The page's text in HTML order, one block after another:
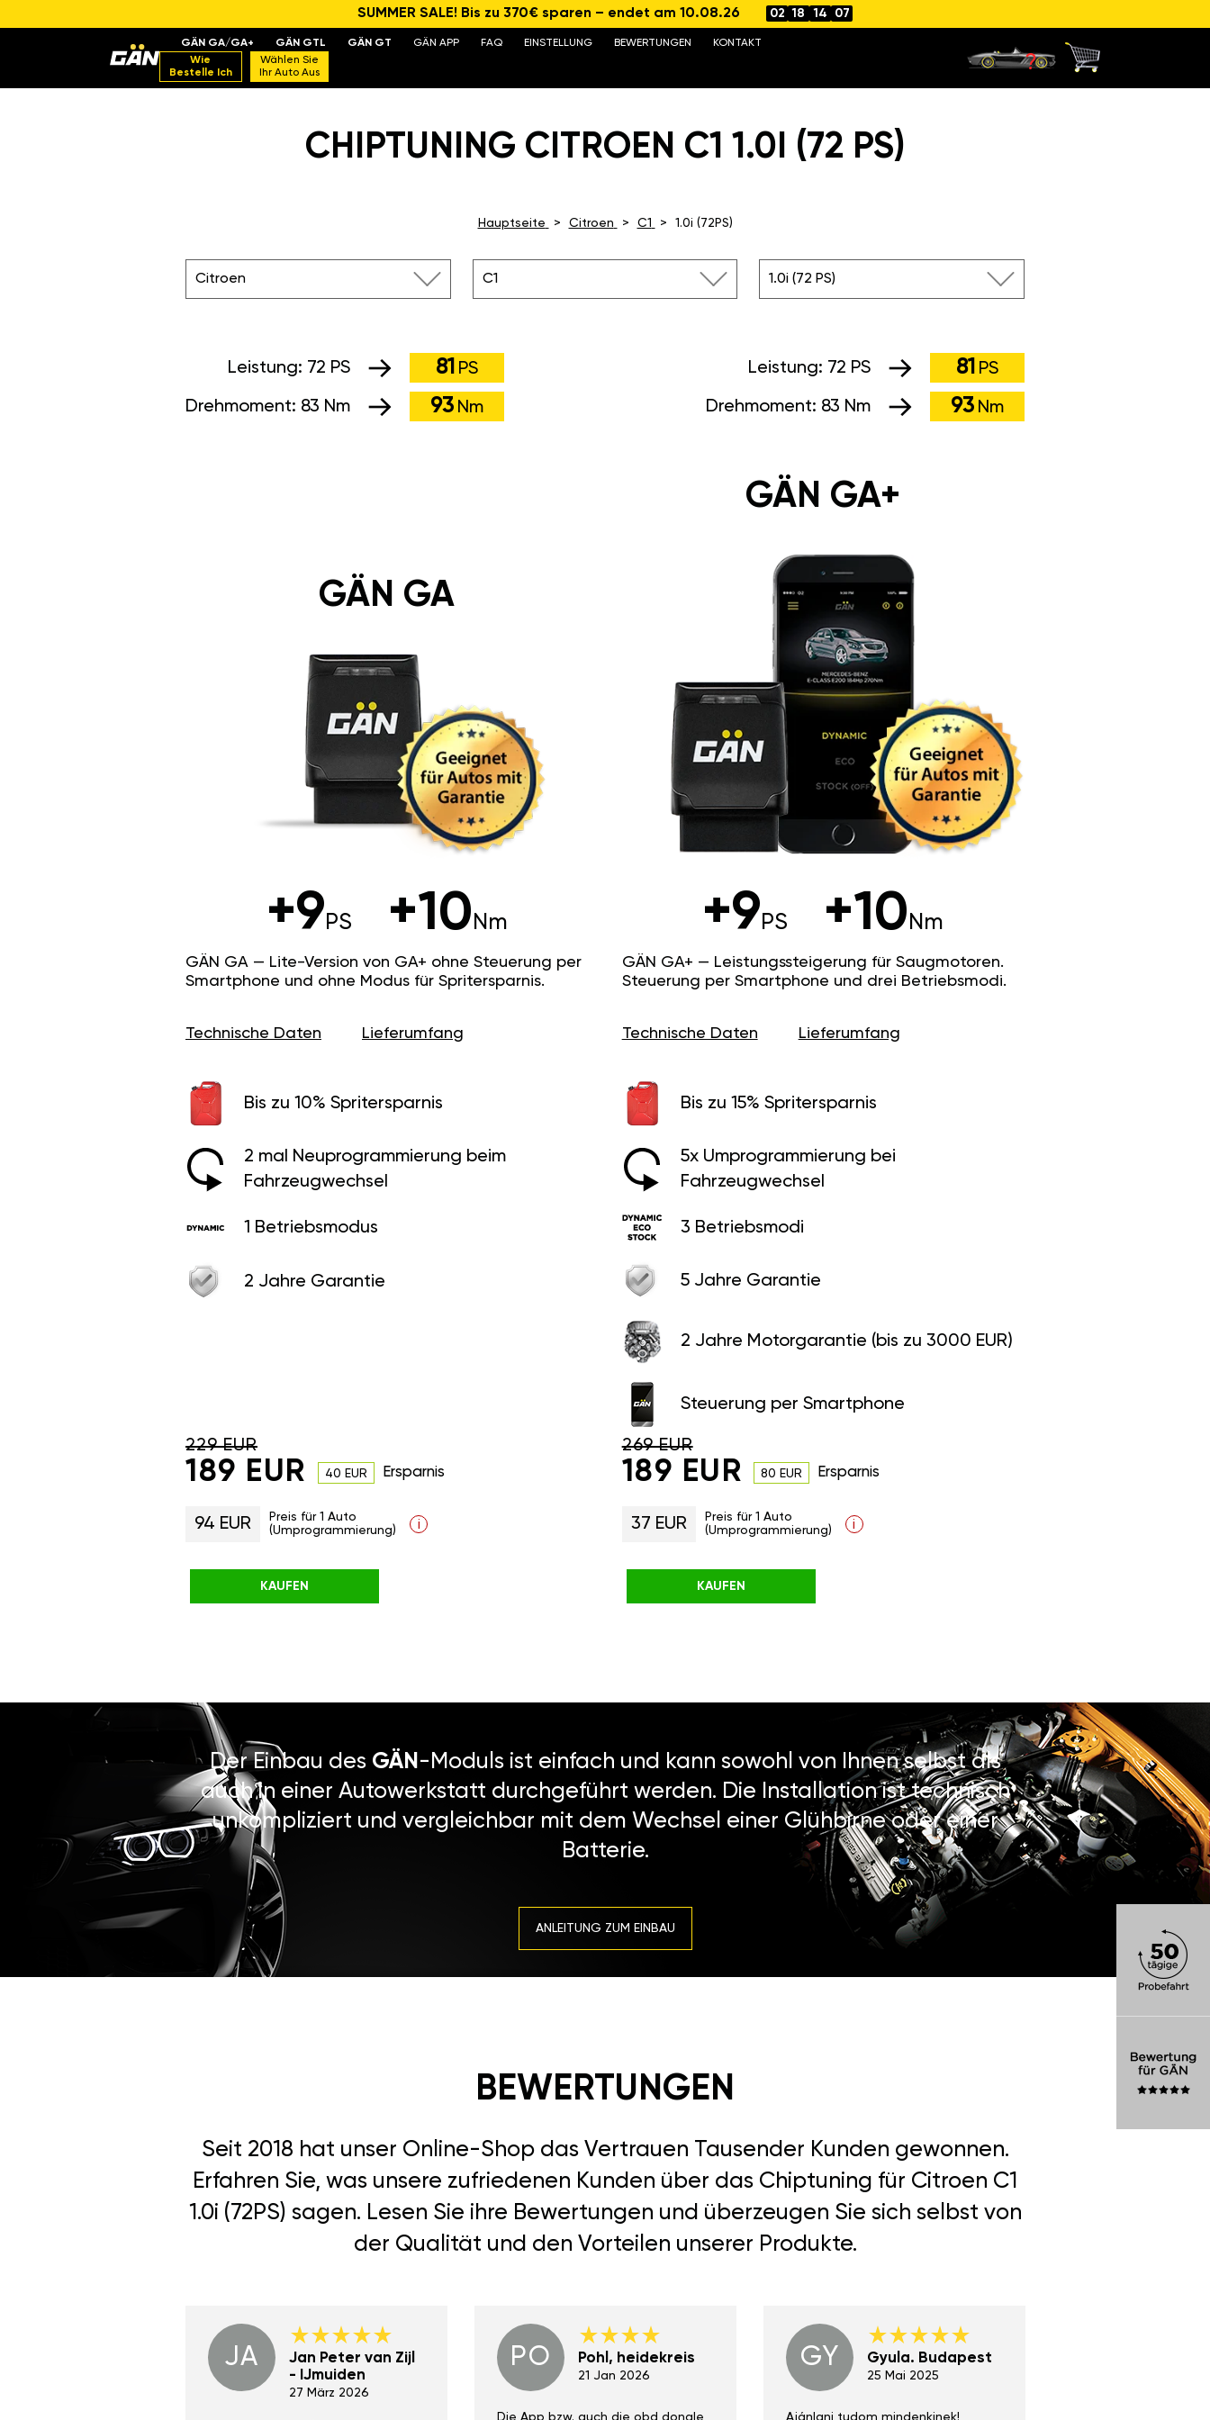
SUMMER SALE! Bis zu 370€ sparen – endet am 10.08.26 02 18 14 05
GÄN GA/GA+ GÄN GTL GÄN GT GÄN APP FAQ EINSTELLUNG BEWERTUNGEN
KONTAKT
Wie
Bestelle Ich
Wählen Sie
Ihr Auto Aus
CHIPTUNING CITROEN C1 1.0I (72 PS)
Hauptseite Citroen C1 1.0i (72PS)
Citroen C1 1.0i (72 PS)
Leistung: 72 PS 81 PS
Drehmoment: 83 Nm 93 Nm
Leistung: 72 PS 81 PS
Drehmoment: 83 Nm 93 Nm
GÄN GA+
+9PS +10Nm
GÄN GA+ — Leistungssteigerung für Saugmotoren.
Steuerung per Smartphone und drei Betriebsmodi.
Technische Daten Lieferumfang
Bis zu 15% Spritersparnis
5x Umprogrammierung bei
Fahrzeugwechsel
3 Betriebsmodi
5 Jahre Garantie
2 Jahre Motorgarantie (bis zu 3000 EUR)
Steuerung per Smartphone
269 EUR
189 EUR 80 EUR Ersparnis
37 EUR
Preis für 1 Auto
(Umprogrammierung)
i
KAUFEN
GÄN GA
+9PS +10Nm
GÄN GA — Lite-Version von GA+ ohne Steuerung per
Smartphone und ohne Modus für Spritersparnis.
Technische Daten Lieferumfang
Bis zu 10% Spritersparnis
2 mal Neuprogrammierung beim
Fahrzeugwechsel
1 Betriebsmodus
2 Jahre Garantie
229 EUR
189 EUR 40 EUR Ersparnis
94 EUR
Preis für 1 Auto
(Umprogrammierung)
i
KAUFEN
Der Einbau des GÄN-Moduls ist einfach und kann sowohl von Ihnen selbst als
auch in einer Autowerkstatt durchgeführt werden. Die Installation ist technisch
unkompliziert und vergleichbar mit dem Wechsel einer Glühbirne oder einer
Batterie.
ANLEITUNG ZUM EINBAU
BEWERTUNGEN
Seit 2018 hat unser Online-Shop das Vertrauen Tausender Kunden gewonnen.
Erfahren Sie, was unsere zufriedenen Kunden über das Chiptuning für Citroen C1
1.0i (72PS) sagen. Lesen Sie ihre Bewertungen und überzeugen Sie sich selbst von
der Qualität und den Vorteilen unserer Produkte.
JA
Jan Peter van Zijl
- IJmuiden
27 März 2026
PO Pohl, heidekreis
21 Jan 2026
GY Gyula. Budapest
25 Mai 2025